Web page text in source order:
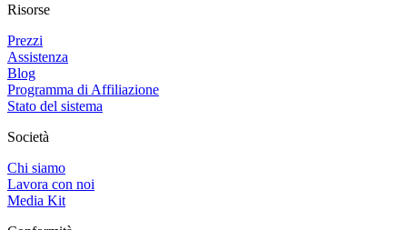
Risorse
Prezzi
Assistenza
Blog
Programma di Affiliazione
Stato del sistema
Società
Chi siamo
Lavora con noi
Media Kit